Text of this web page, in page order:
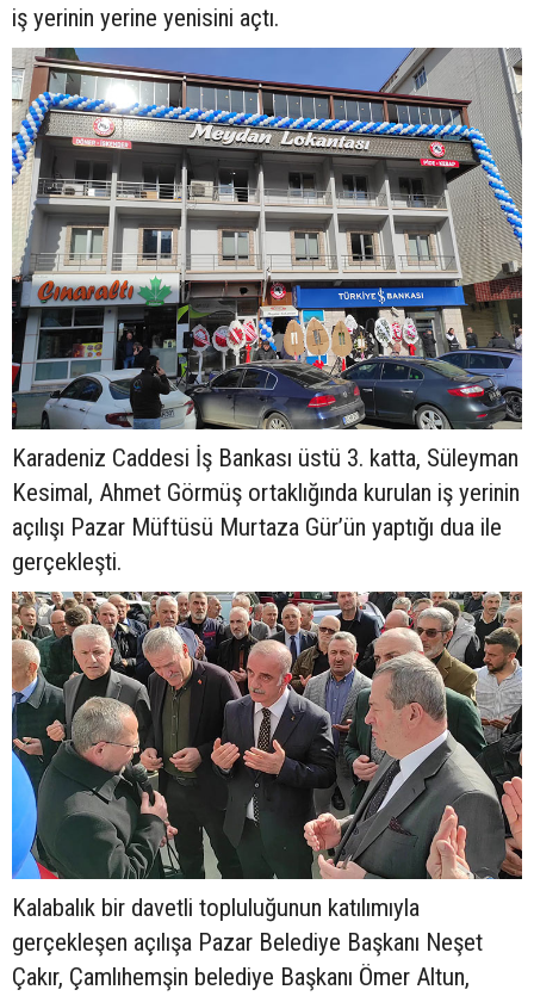
iş yerinin yerine yenisini açtı.
Karadeniz Caddesi İş Bankası üstü 3. katta, Süleyman
Kesimal, Ahmet Görmüş ortaklığında kurulan iş yerinin
açılışı Pazar Müftüsü Murtaza Gür’ün yaptığı dua ile
gerçekleşti.
Kalabalık bir davetli topluluğunun katılımıyla
gerçekleşen açılışa Pazar Belediye Başkanı Neşet
Çakır, Çamlıhemşin belediye Başkanı Ömer Altun,